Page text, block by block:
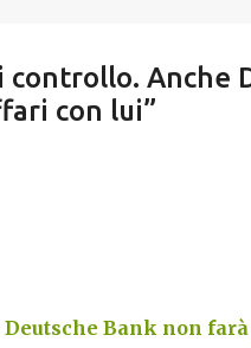
Anche
con lui”
Deutsche Bank non